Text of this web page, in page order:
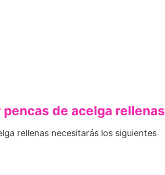
de acelga rellenas
rellenas necesitarás los siguientes